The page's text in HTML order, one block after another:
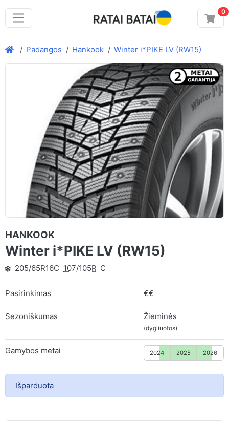
0
Padangos Hankook Winter i*PIKE LV (RW15)
HANKOOK
Winter i*PIKE LV (RW15)
205/65R16C 107/105R C
Pasirinkimas €€
Sezoniškumas Žieminės
(dygliuotos)
Gamybos metai 2024 2025 2026
Išparduota